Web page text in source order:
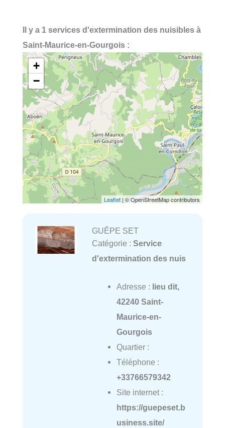
Il y a 1 services d'extermination des nuisibles à
Saint-Maurice-en-Gourgois :
+
−
Leaflet | © OpenStreetMap contributors
GUÊPE SET
Catégorie : Service
d'extermination des nuis
Adresse : lieu dit,
42240 Saint-
Maurice-en-
Gourgois
Quartier :
Téléphone :
+33766579342
Site internet :
https://guepeset.b
usiness.site/